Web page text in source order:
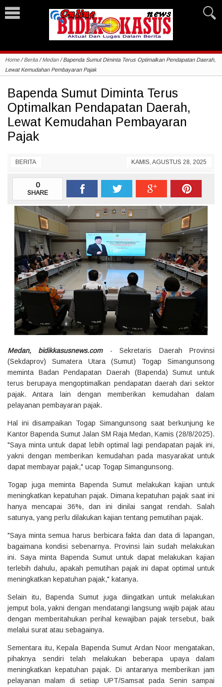
Home/Berita/Medan/Bapenda Sumut Diminta Terus Optimalkan Pendapatan Daerah,
Lewat Kemudahan Pembayaran Pajak
Bapenda Sumut Diminta Terus
Optimalkan Pendapatan Daerah,
Lewat Kemudahan Pembayaran
Pajak
BERITA KAMIS, AGUSTUS 28, 2025
0
SHARE
Medan, bidikkasusnews.com- Sekretaris Daerah Provinsi
(Sekdaprov) Sumatera Utara (Sumut) Togap Simangunsong
meminta Badan Pendapatan Daerah (Bapenda) Sumut untuk
terus berupaya mengoptimalkan pendapatan daerah dari sektor
pajak. Antara lain dengan memberikan kemudahan dalam
pelayanan pembayaran pajak.
Hal ini disampaikan Togap Simangunsong saat berkunjung ke
Kantor Bapenda Sumut Jalan SM Raja Medan, Kamis (28/8/2025).
"Saya minta untuk dapat lebih optimal lagi pendapatan pajak ini,
yakni dengan memberikan kemudahan pada masyarakat untuk
dapat membayar pajak," ucap Togap Simangunsong.
Togap juga meminta Bapenda Sumut melakukan kajian untuk
meningkatkan kepatuhan pajak. Dimana kepatuhan pajak saat ini
hanya mencapai 36%, dan ini dinilai sangat rendah. Salah
satunya, yang perlu dilakukan kajian tentang pemutihan pajak.
"Saya minta semua harus berbicara fakta dan data di lapangan,
bagaimana kondisi sebenarnya. Provinsi lain sudah melakukan
ini. Saya minta Bapenda Sumut untuk dapat melakukan kajian
terlebih dahulu, apakah pemutihan pajak ini dapat optimal untuk
meningkatkan kepatuhan pajak," katanya.
Selain itu, Bapenda Sumut juga diingatkan untuk melakukan
jemput bola, yakni dengan mendatangi langsung wajib pajak atau
dengan memberitahukan perihal kewajiban pajak tersebut, baik
melalui surat atau sebagainya.
Sementara itu, Kepala Bapenda Sumut Ardan Noor mengatakan,
pihaknya sendiri telah melakukan beberapa upaya dalam
meningkatkan kepatuhan pajak. Di antaranya memberikan jam
pelayanan malam di setiap UPT/Samsat pada Senin sampai